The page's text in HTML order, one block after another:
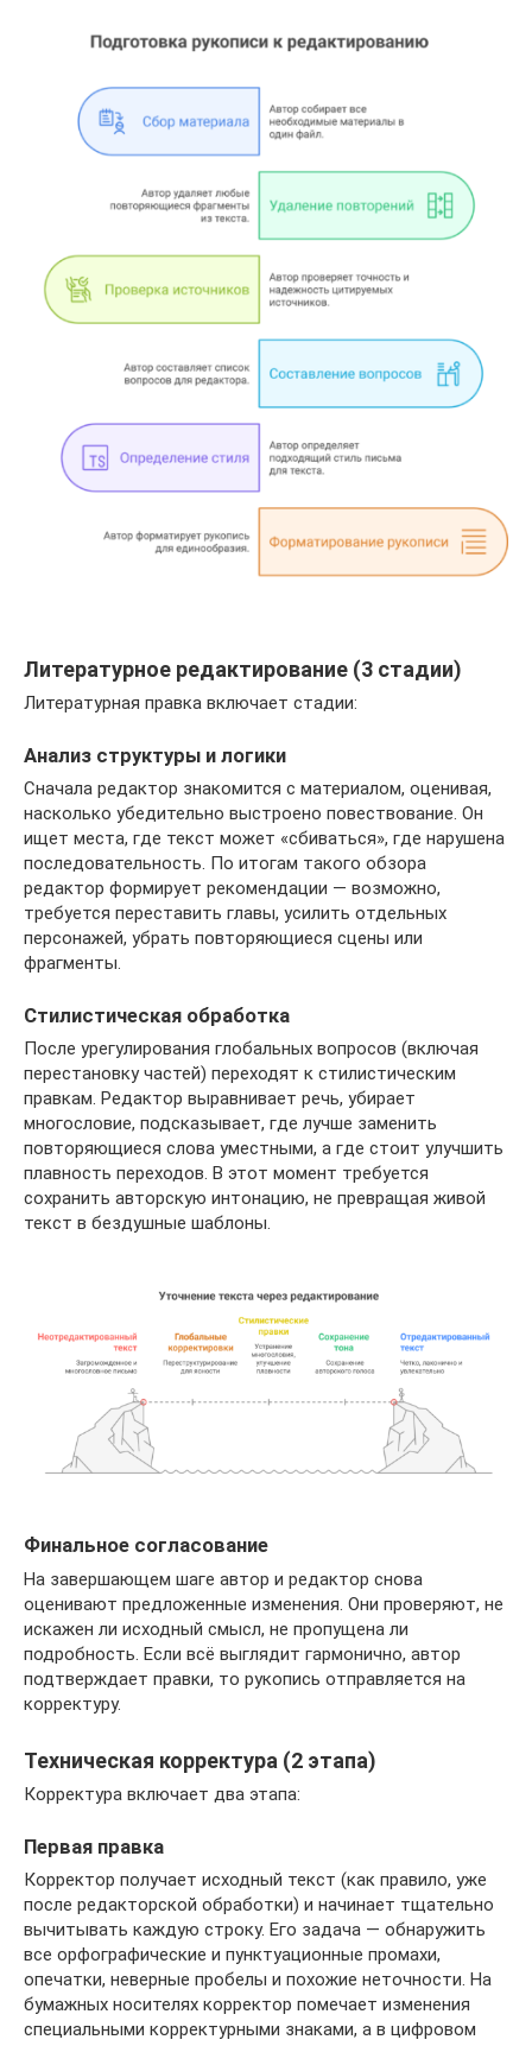
Литературное редактирование (3 стадии)
Литературная правка включает стадии:
Анализ структуры и логики
Сначала редактор знакомится с материалом, оценивая,
насколько убедительно выстроено повествование. Он
ищет места, где текст может «сбиваться», где нарушена
последовательность. По итогам такого обзора
редактор формирует рекомендации — возможно,
требуется переставить главы, усилить отдельных
персонажей, убрать повторяющиеся сцены или
фрагменты.
Стилистическая обработка
После урегулирования глобальных вопросов (включая
перестановку частей) переходят к стилистическим
правкам. Редактор выравнивает речь, убирает
многословие, подсказывает, где лучше заменить
повторяющиеся слова уместными, а где стоит улучшить
плавность переходов. В этот момент требуется
сохранить авторскую интонацию, не превращая живой
текст в бездушные шаблоны.
Финальное согласование
На завершающем шаге автор и редактор снова
оценивают предложенные изменения. Они проверяют, не
искажен ли исходный смысл, не пропущена ли
подробность. Если всё выглядит гармонично, автор
подтверждает правки, то рукопись отправляется на
корректуру.
Техническая корректура (2 этапа)
Корректура включает два этапа:
Первая правка
Корректор получает исходный текст (как правило, уже
после редакторской обработки) и начинает тщательно
вычитывать каждую строку. Его задача — обнаружить
все орфографические и пунктуационные промахи,
опечатки, неверные пробелы и похожие неточности. На
бумажных носителях корректор помечает изменения
специальными корректурными знаками, а в цифровом